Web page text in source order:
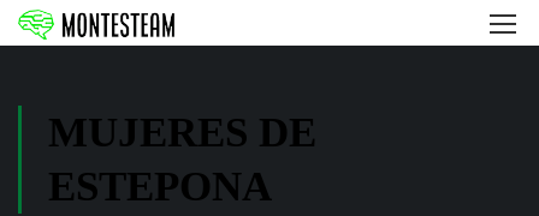
MUJERES DE
ESTEPONA